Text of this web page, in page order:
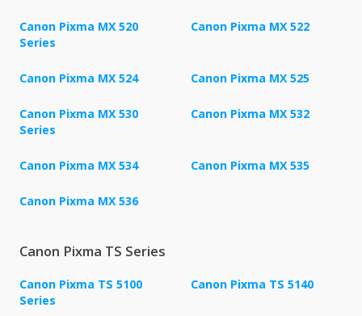
Canon Pixma MX 520
Series
Canon Pixma MX 522
Canon Pixma MX 524 Canon Pixma MX 525
Canon Pixma MX 530
Series
Canon Pixma MX 532
Canon Pixma MX 534 Canon Pixma MX 535
Canon Pixma MX 536
Canon Pixma TS Series
Canon Pixma TS 5100
Series
Canon Pixma TS 5140